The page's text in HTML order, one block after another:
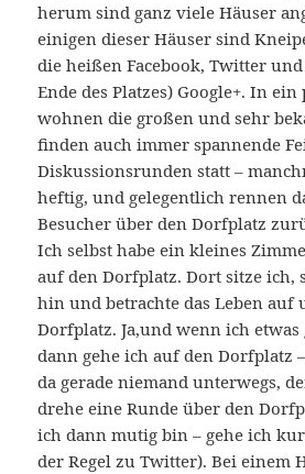
herum sind ganz viele Häuser
einigen dieser Häuser sind
die heißen Facebook, Twitter
Ende des Platzes) Google+. In
wohnen die großen und sehr
finden auch immer spannende
Diskussionsrunden statt –
heftig, und gelegentlich rennen
Besucher über den Dorfplatz
Ich selbst habe ein kleines
auf den Dorfplatz. Dort sitze ich,
hin und betrachte das Leben auf
Dorfplatz. Ja,und wenn ich etwas
dann gehe ich auf den Dorfplatz
da gerade niemand unterwegs,
drehe eine Runde über den
ich dann mutig bin – gehe ich
der Regel zu Twitter). Bei einem